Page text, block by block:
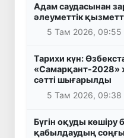
Адам саудасынан
әлеуметтік
5 Там 2026, 09:55
Тарихи күн:
«Самарқант-2028»
сәтті шығарылды
5 Там 2026, 09:38
Бүгін оқуды көшіру
қабылдаудың соңғы